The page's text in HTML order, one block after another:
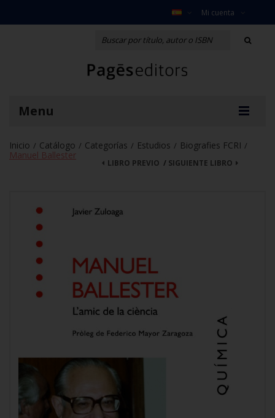
Mi cuenta
Menu
Inicio / Catálogo / Categorías / Estudios / Biografies FCRI /
Manuel Ballester
SIGUIENTE LIBRO
LIBRO PREVIO /